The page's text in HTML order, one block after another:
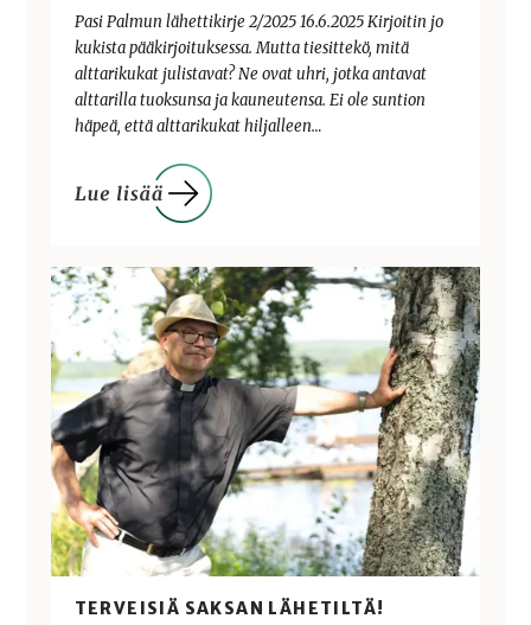
Pasi Palmun lähettikirje 2/2025 16.6.2025 Kirjoitin jo
kukista pääkirjoituksessa. Mutta tiesittekö, mitä
alttarikukat julistavat? Ne ovat uhri, jotka antavat
alttarilla tuoksunsa ja kauneutensa. Ei ole suntion
häpeä, että alttarikukat hiljalleen…
TERVEISIÄ SAKSAN LÄHETILTÄ!